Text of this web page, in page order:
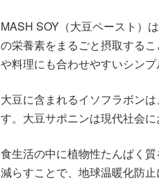
MASH SOY（大豆ペースト）
の栄養素をまるごと摂取する
や料理にも合わせやすいシン
大豆に含まれるイソフラボン
す。大豆サポニンは現代社会
食生活の中に植物性たんぱく
減らすことで、地球温暖化防止